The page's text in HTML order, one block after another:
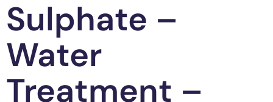
Sulphate –
Water
Treatment –